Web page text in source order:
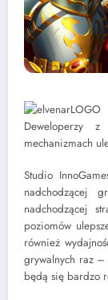
Deweloperzy
mechanizmach
Studio
nadchodzącej
nadchodzącej
poziomów
również
grywalnych raz
będą się bardzo